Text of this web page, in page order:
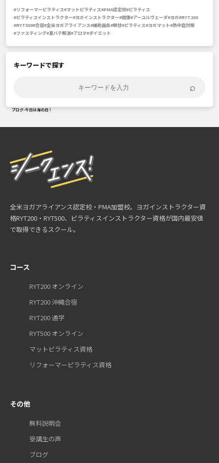
#リフォーマーピラティス#マットピラティス#PMA認定校#ピラティス
#ピラティスインストラクター#ヨガインストラクター#健康#アーユルヴェーダ#ヨガ#RYT200
#RYT500#合宿#全米ヨガアライアンス#補助器具#瞑想#ピラティス#ヨガマット#熱中症対策
#ファスティング#夏バテ解消#アロマ#ダイエット
キーワードで探す
⌕
ブログ›今日は海の日！
全米ヨガアライアンス認定校・PMA加盟校。ヨガインストラクター資
格RYT200・RYT500、ピラティスインストラクター資格が国内最安値
で取得できるスクール。
コース
RYT200 オンライン
RYT200 沖縄合宿
RYT200 通学
RYT500 オンライン
マットピラティス資格
リフォーマーピラティス資格
その他
無料説明会
受講生の声
ブログ